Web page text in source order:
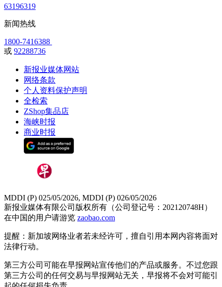
63196319
新闻热线
1800-7416388
或 92288736
新报业媒体网站
网络条款
个人资料保护声明
全检索
ZShop集品店
海峡时报
商业时报
MDDI (P) 025/05/2026, MDDI (P) 026/05/2026
新报业媒体有限公司版权所有（公司登记号：202120748H）
在中国的用户请游览 zaobao.com
提醒：新加坡网络业者若未经许可，擅自引用本网内容将面对
法律行动。
第三方公司可能在早报网站宣传他们的产品或服务。不过您跟
第三方公司的任何交易与早报网站无关，早报将不会对可能引